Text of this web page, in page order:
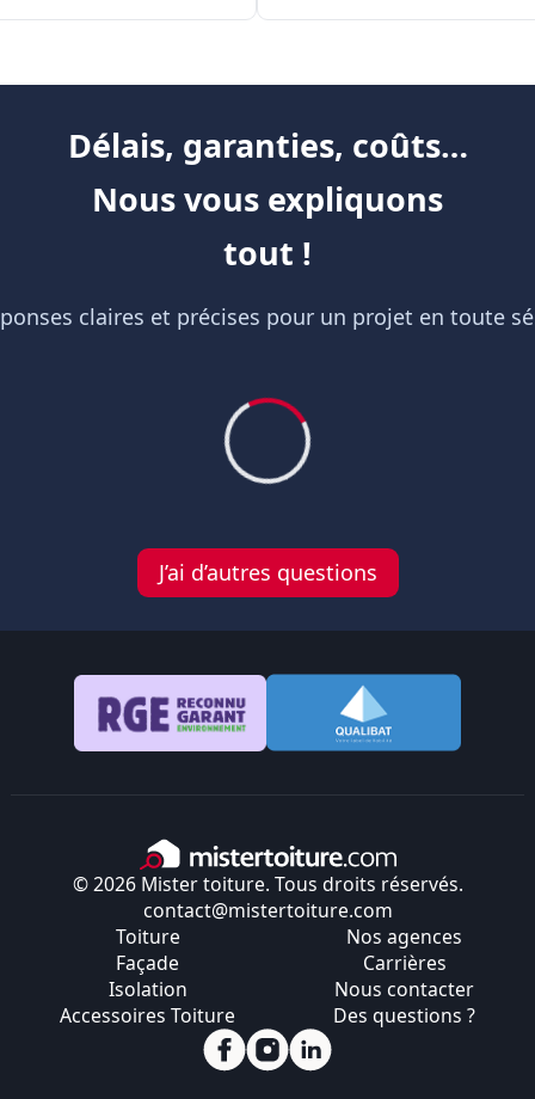
Délais, garanties, coûts…
Nous vous expliquons
tout !
claires et précises pour un projet en toute
J’ai d’autres questions
© 2026 Mister toiture. Tous droits réservés.
contact@mistertoiture.com
Toiture
Façade
Isolation
Accessoires Toiture
Nos agences
Carrières
Nous contacter
Des questions ?